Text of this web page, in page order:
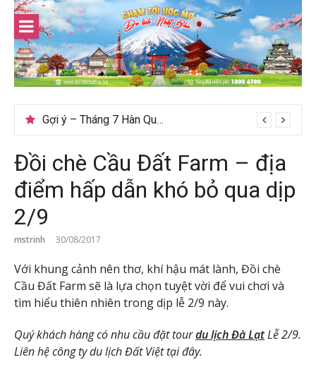
Skip
content
Gợi ý – Tháng 7 Hàn Quốc nên đi đâu, mặc gì đẹp?
Đồi chè Cầu Đất Farm – địa
điểm hấp dẫn khó bỏ qua dịp
2/9
mstrinh 30/08/2017
Với khung cảnh nên thơ, khí hậu mát lành, Đồi chè
Cầu Đất Farm sẽ là lựa chọn tuyệt vời để vui chơi và
tìm hiểu thiên nhiên trong dịp lễ 2/9 này.
Quý khách hàng có nhu cầu đặt tourdu lịch Đà LạtLễ 2/9.
Liên hệ công ty du lịch Đất Việt tại đây.